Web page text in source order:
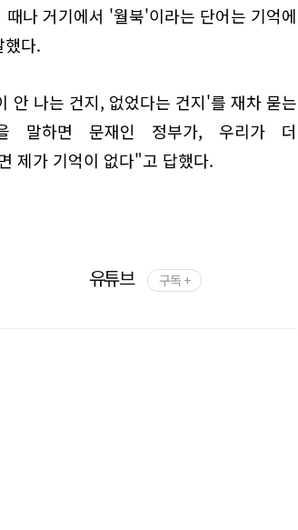
나 거기에서 '월북'이라는 단어는 기억에
다.
안 나는 건지, 없었다는 건지'를 재차 묻는
말하면 문재인 정부가, 우리가 더
제가 기억이 없다"고 답했다.
유튜브 구독 +